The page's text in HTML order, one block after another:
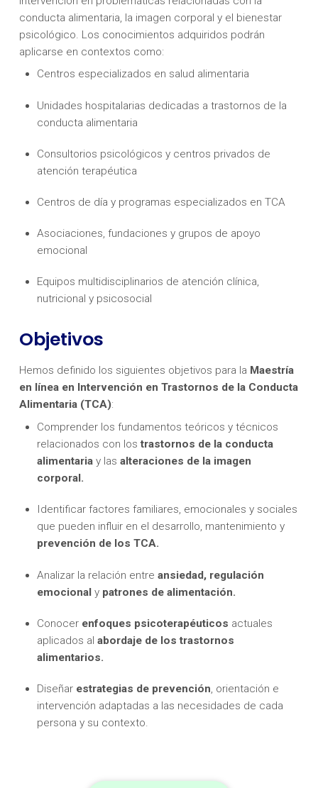
conducta alimentaria, la imagen corporal y el bienestar
psicológico. Los conocimientos adquiridos podrán
aplicarse en contextos como:
Centros especializados en salud alimentaria
Unidades hospitalarias dedicadas a trastornos de la
conducta alimentaria
Consultorios psicológicos y centros privados de
atención terapéutica
Centros de día y programas especializados en TCA
Asociaciones, fundaciones y grupos de apoyo
emocional
Equipos multidisciplinarios de atención clínica,
nutricional y psicosocial
Objetivos
Hemos definido los siguientes objetivos para la Maestría
en línea en Intervención en Trastornos de la Conducta
Alimentaria (TCA):
Comprender los fundamentos teóricos y técnicos
relacionados con los trastornos de la conducta
alimentariay lasalteraciones de la imagen
corporal.
Identificar factores familiares, emocionales y sociales
que pueden influir en el desarrollo, mantenimiento y
prevención de los TCA.
Analizar la relación entreansiedad, regulación
emocionaly patrones de alimentación.
Conocer enfoques psicoterapéuticos actuales
aplicados alabordaje de los trastornos
alimentarios.
Diseñar estrategias de prevención, orientación e
intervención adaptadas a las necesidades de cada
persona y su contexto.